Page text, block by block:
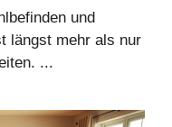
und
längst mehr als nur
...